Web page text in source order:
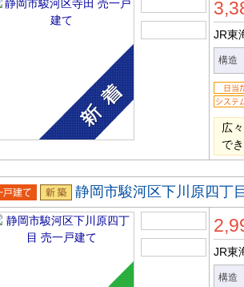
JR東
構造
広
で
戸建 新築
静岡市駿河区下川原四丁目
JR東
構造